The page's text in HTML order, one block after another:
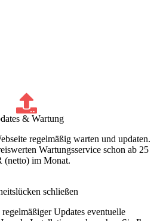
& Wartung
regelmäßig warten und updaten.
Wartungsservice schon ab 25
(netto) im Monat.
schließen
Updates eventuelle